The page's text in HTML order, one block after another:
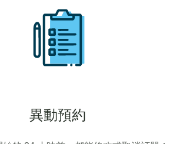
異動預約